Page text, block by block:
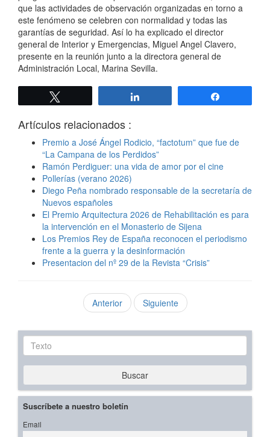
que las actividades de observación organizadas en torno a
este fenómeno se celebren con normalidad y todas las
garantías de seguridad. Así lo ha explicado el director
general de Interior y Emergencias, Miguel Angel Clavero,
presente en la reunión junto a la directora general de
Administración Local, Marina Sevilla.
Artículos relacionados :
Premio a José Ángel Rodicio, “factotum” que fue de
“La Campana de los Perdidos”
Ramón Perdiguer: una vida de amor por el cine
Pollerías (verano 2026)
Diego Peña nombrado responsable de la secretaría de
Nuevos españoles
El Premio Arquitectura 2026 de Rehabilitación es para
la intervención en el Monasterio de Sijena
Los Premios Rey de España reconocen el periodismo
frente a la guerra y la desinformación
Presentacion del nº 29 de la Revista “Crisis”
Anterior Siguiente
Texto
Buscar
Suscríbete a nuestro boletín
Email